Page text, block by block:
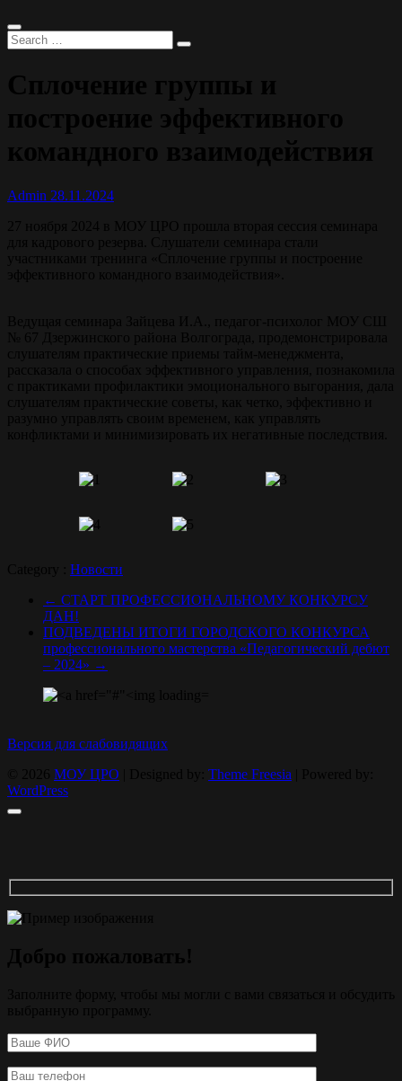
Admin 28.11.2024
Новости
← СТАРТ ПРОФЕССИОНАЛЬНОМУ КОНКУРСУ
ДАН!
ПОДВЕДЕНЫ ИТОГИ ГОРОДСКОГО КОНКУРСА
профессионального мастерства «Педагогический дебют
– 2024» →
Версия для слабовидящих
МОУ ЦРО Theme Freesia
WordPress